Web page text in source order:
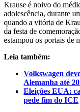
Krause é noivo do
adolescência, durante
quando a vitória de
da festa de
estampou os portais de
Leia também:
Volkswagen
Alemanha até
Eleições EUA:
pede fim do ICE